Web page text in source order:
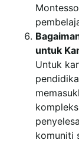
untuk
Untuk
komuniti